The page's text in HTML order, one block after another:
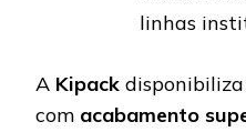
linhas
A Kipack disponibiliza
com acabamento